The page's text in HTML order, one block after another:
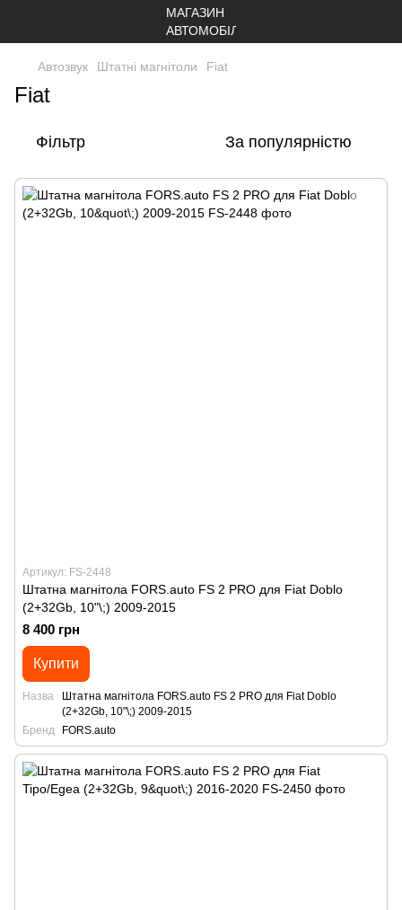
Автозвук Штатні магнітоли Fiat
Fiat
Фільтр За популярністю
Артикул: FS-2448
Штатна магнітола FORS.auto FS 2 PRO для Fiat Doblo
(2+32Gb, 10"\;) 2009-2015
8 400 грн
Купити
Назва
Штатна магнітола FORS.auto FS 2 PRO для Fiat Doblo
(2+32Gb, 10"\;) 2009-2015
Бренд
FORS.auto